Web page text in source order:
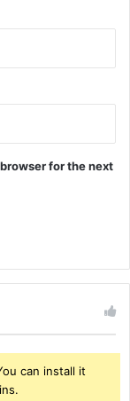
for the next
can install it